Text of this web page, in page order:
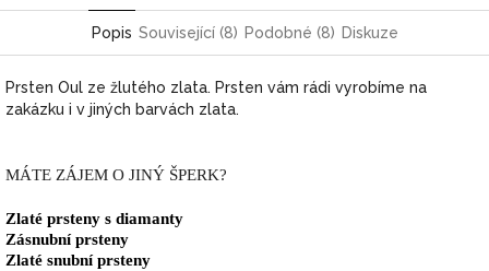
Popis Související (8) Podobné (8) Diskuze
Prsten Oul ze žlutého zlata. Prsten vám rádi vyrobíme na
zakázku i v jiných barvách zlata.
MÁTE ZÁJEM O JINÝ ŠPERK?
Zlaté prsteny s diamanty
Zásnubní prsteny
Zlaté snubní prsteny